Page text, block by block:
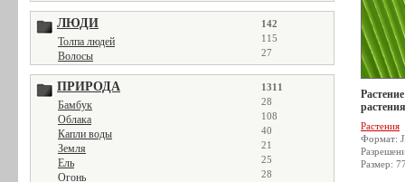
ЛЮДИ 142
Толпа людей 115
Волосы 27
ПРИРОДА 1311
Бамбук 28
Облака 108
Капли воды 40
Земля 21
Ель 25
Огонь 28
Растения
Формат:
Размер: